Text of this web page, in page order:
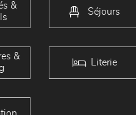
&
Séjours
&
Literie